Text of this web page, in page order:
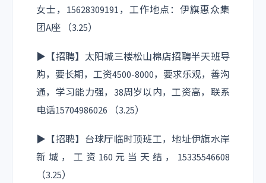
女士，15628309191，工作地点：伊旗惠众集
团A座 （3.25）
▶【招聘】太阳城三楼松山棉店招聘半天班导
购，要长期，工资4500-8000，要求乐观，善沟
通，学习能力强，38周岁以内，工资高，联系
电话15704986026 （3.25）
▶【招聘】台球厅临时顶班工，地址伊旗水岸
新城，工资160元当天结，15335546608
（3.25）